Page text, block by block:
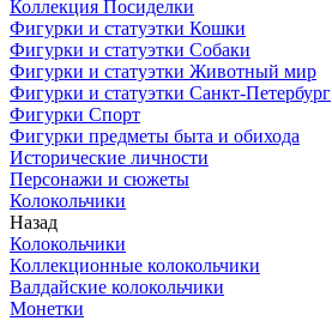
Коллекция Посиделки
Фигурки и статуэтки Кошки
Фигурки и статуэтки Собаки
Фигурки и статуэтки Животный мир
Фигурки и статуэтки Санкт-Петербург
Фигурки Спорт
Фигурки предметы быта и обихода
Исторические личности
Персонажи и сюжеты
Колокольчики
Назад
Колокольчики
Коллекционные колокольчики
Валдайские колокольчики
Монетки